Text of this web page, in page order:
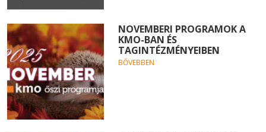
NOVEMBERI PROGRAMOK A
KMO-BAN ÉS
TAGINTÉZMÉNYEIBEN
BŐVEBBEN